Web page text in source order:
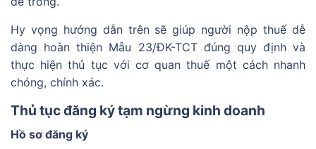
Hy vọng hướng dẫn trên sẽ giúp người nộp thuế dễ
dàng hoàn thiện Mẫu 23/ĐK-TCT đúng quy định và
thực hiện thủ tục với cơ quan thuế một cách nhanh
chóng, chính xác.
Thủ tục đăng ký tạm ngừng kinh doanh
Hồ sơ đăng ký